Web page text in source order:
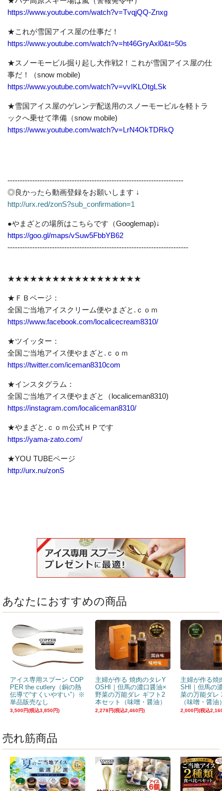
https://www.youtube.com/watch?v=TvqjQQ-Znxg
★これが雪国アイス屋の仕事だ！
https://www.youtube.com/watch?v=ht46GryAxl0&t=50s
★スノーモービル掘り起し大作戦2！これが雪国アイス屋の仕
事だ！（snow mobile)
https://www.youtube.com/watch?v=vvIKLOtgLSk
★雪国アイス屋のゲレンデ配送用のスノーモービルを軽トラ
ックへ乗せて準備（snow mobile)
https://www.youtube.com/watch?v=LrN4OkTDRkQ
-----------------------------------------------------------------------
◎良かったら動画登録をお願いします ↓
http://urx.red/zonS?sub_confirmation=1
●やまざとの場所はこちらです（Googlemap)↓
https://goo.gl/maps/vSuw5FbbYB62
-------------------------------------------------------------------------
★★★★★★★★★★★★★★★★★★
★ＦＢページ：
全国ご当地アイスクリーム便やまざと.ｃｏｍ
https://www.facebook.com/localicecream8310/
★ツイッター：
全国ご当地アイス便やまざと.ｃｏｍ
https://twitter.com/iceman8310com
★インスタグラム：
全国ご当地アイス便やまざと（localiceman8310)
https://instagram.com/localiceman8310/
★やまざと.ｃｏｍ公式ＨＰです
https://yama-zato.com/
★YOU TUBEページ
http://urx.nu/zonS
あなたにおすすめの商品
アイス専用スプーン COP
PER the cutlery（銅の熱
伝導で“すくいやすい”）※
単品販売なし
3,500円(税込3,850円)
主婦が作る 焼肉のタレY
OSHI｜但馬の濃口醤油×
野菜の万能ダレ ギフト2
本セット（味噌・醤油）
2,278円(税込2,460円)
主婦が作る焼
SHI｜但馬の
菜の万能ダレ
（味噌・醤油
2,000円(税込
売れ筋商品